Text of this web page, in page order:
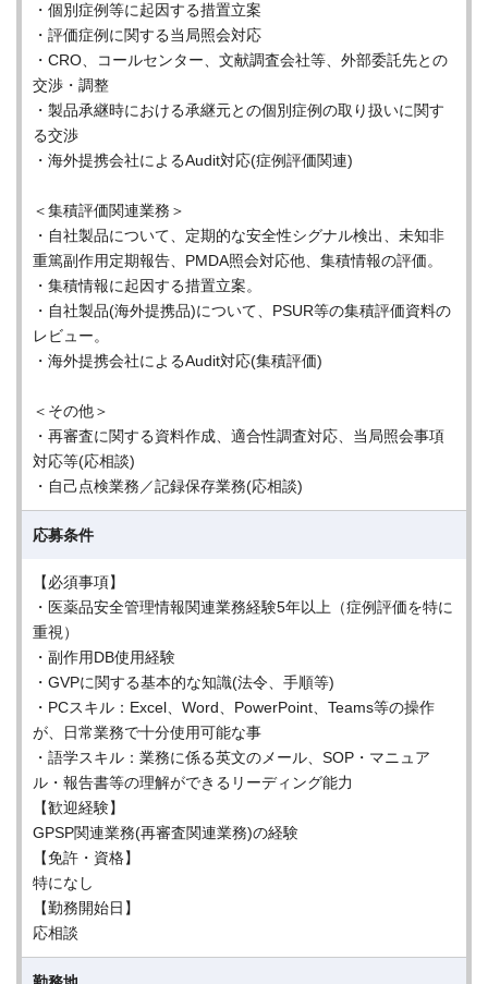
・個別症例等に起因する措置立案
・評価症例に関する当局照会対応
・CRO、コールセンター、文献調査会社等、外部委託先との
交渉・調整
・製品承継時における承継元との個別症例の取り扱いに関す
る交渉
・海外提携会社によるAudit対応(症例評価関連)
＜集積評価関連業務＞
・自社製品について、定期的な安全性シグナル検出、未知非
重篤副作用定期報告、PMDA照会対応他、集積情報の評価。
・集積情報に起因する措置立案。
・自社製品(海外提携品)について、PSUR等の集積評価資料の
レビュー。
・海外提携会社によるAudit対応(集積評価)
＜その他＞
・再審査に関する資料作成、適合性調査対応、当局照会事項
対応等(応相談)
・自己点検業務／記録保存業務(応相談)
応募条件
【必須事項】
・医薬品安全管理情報関連業務経験5年以上（症例評価を特に
重視）
・副作用DB使用経験
・GVPに関する基本的な知識(法令、手順等)
・PCスキル：Excel、Word、PowerPoint、Teams等の操作
が、日常業務で十分使用可能な事
・語学スキル：業務に係る英文のメール、SOP・マニュア
ル・報告書等の理解ができるリーディング能力
【歓迎経験】
GPSP関連業務(再審査関連業務)の経験
【免許・資格】
特になし
【勤務開始日】
応相談